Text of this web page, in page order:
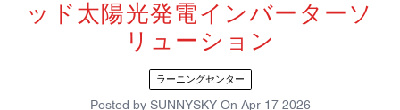
ッド太陽光発電インバーターソ
リューション
ラーニングセンター
Posted by SUNNYSKYOn Apr 17 2026